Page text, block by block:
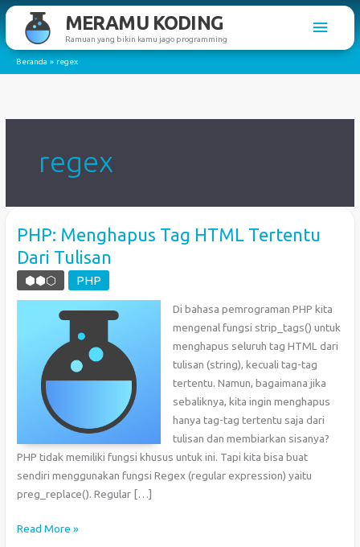
Lewati
konten
MERAMU KODING
Ramuan yang bikin kamu jago programming
Menu
Beranda regex
regex
PHP: Menghapus Tag HTML Tertentu
Dari Tulisan
⬢⬢⬡ PHP
Di bahasa pemrograman PHP kita
mengenal fungsi strip_tags() untuk
menghapus seluruh tag HTML dari
tulisan (string), kecuali tag-tag
tertentu. Namun, bagaimana jika
sebaliknya, kita ingin menghapus
hanya tag-tag tertentu saja dari
tulisan dan membiarkan sisanya?
PHP tidak memiliki fungsi khusus untuk ini. Tapi kita bisa buat
sendiri menggunakan fungsi Regex (regular expression) yaitu
preg_replace(). Regular […]
PHP:
Read More »